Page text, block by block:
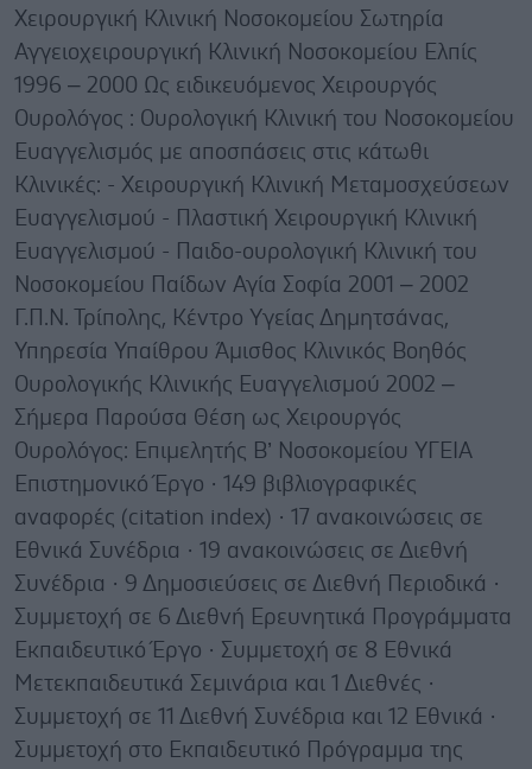
Χειρουργική Κλινική Νοσοκομείου Σωτηρία
Αγγειοχειρουργική Κλινική Νοσοκομείου Ελπίς
1996 – 2000 Ως ειδικευόμενος Χειρουργός
Ουρολόγος : Ουρολογική Κλινική του Νοσοκομείου
Ευαγγελισμός με αποσπάσεις στις κάτωθι
Κλινικές: - Χειρουργική Κλινική Μεταμοσχεύσεων
Ευαγγελισμού - Πλαστική Χειρουργική Κλινική
Ευαγγελισμού - Παιδο-ουρολογική Κλινική του
Νοσοκομείου Παίδων Αγία Σοφία 2001 – 2002
Γ.Π.Ν. Τρίπολης, Κέντρο Υγείας Δημητσάνας,
Υπηρεσία Υπαίθρου Άμισθος Κλινικός Βοηθός
Ουρολογικής Κλινικής Ευαγγελισμού 2002 –
Σήμερα Παρούσα Θέση ως Χειρουργός
Ουρολόγος: Επιμελητής Β’ Νοσοκομείου ΥΓΕΙΑ
Επιστημονικό Έργο · 149 βιβλιογραφικές
αναφορές (citation index) · 17 ανακοινώσεις σε
Εθνικά Συνέδρια · 19 ανακοινώσεις σε Διεθνή
Συνέδρια · 9 Δημοσιεύσεις σε Διεθνή Περιοδικά ·
Συμμετοχή σε 6 Διεθνή Ερευνητικά Προγράμματα
Εκπαιδευτικό Έργο · Συμμετοχή σε 8 Εθνικά
Μετεκπαιδευτικά Σεμινάρια και 1 Διεθνές ·
Συμμετοχή σε 11 Διεθνή Συνέδρια και 12 Εθνικά ·
Συμμετοχή στο Εκπαιδευτικό Πρόγραμμα της